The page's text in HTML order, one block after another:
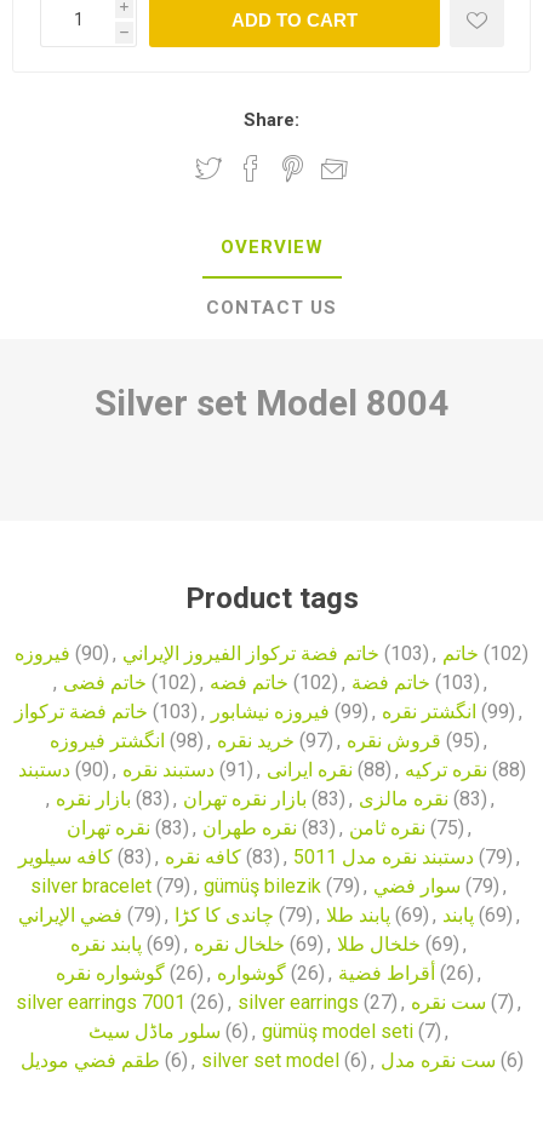
i
h
ADD TO CART
Share:
OVERVIEW
CONTACT US
Silver set Model 8004
Product tags
فیروزه (90) , خاتم فضة تركواز الفيروز الإيراني (103) , خاتم (102)
, خاتم فضی (102) , خاتم فضه (102) , خاتم فضة (103) ,
خاتم فضة تركواز (103) , فیروزه نیشابور (99) , انگشتر نقره (99) ,
انگشتر فیروزه (98) , خرید نقره (97) , قروش نقره (95) ,
دستبند (90) , دستبند نقره (91) , نقره ایرانی (88) , نقره ترکیه (88)
, بازار نقره (83) , بازار نقره تهران (83) , نقره مالزی (83) ,
نقره تهران (83) , نقره طهران (83) , نقره ثامن (75) ,
کافه سیلویر (83) , کافه نقره (83) , دستبند نقره مدل 5011 (79) ,
silver bracelet (79) , gümüş bilezik (79) , سوار فضي (79) ,
فضي الإيراني (79) , چاندی کا کڑا (79) , پابند طلا (69) , پابند (69) ,
پابند نقره (69) , خلخال نقره (69) , خلخال طلا (69) ,
گوشواره نقره (26) , گوشواره (26) , أقراط فضية (26) ,
silver earrings 7001 (26) , silver earrings (27) , ست نقره (7) ,
سلور ماڈل سیٹ (6) , gümüş model seti (7) ,
طقم فضي موديل (6) , silver set model (6) , ست نقره مدل (6)